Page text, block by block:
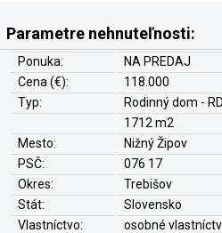
Parametre nehnuteľnosti:
Ponuka:
NA PREDAJ
Cena (€):
118.000
Typ:
Rodinný dom - RD
1712 m2
Mesto:
Nižný Žipov
PSČ:
076 17
Okres:
Trebišov
Stát:
Slovensko
Vlastníctvo:
osobné